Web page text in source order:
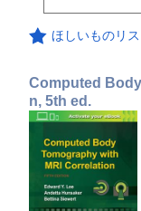
ほしいものリ
Computed
n, 5th ed.